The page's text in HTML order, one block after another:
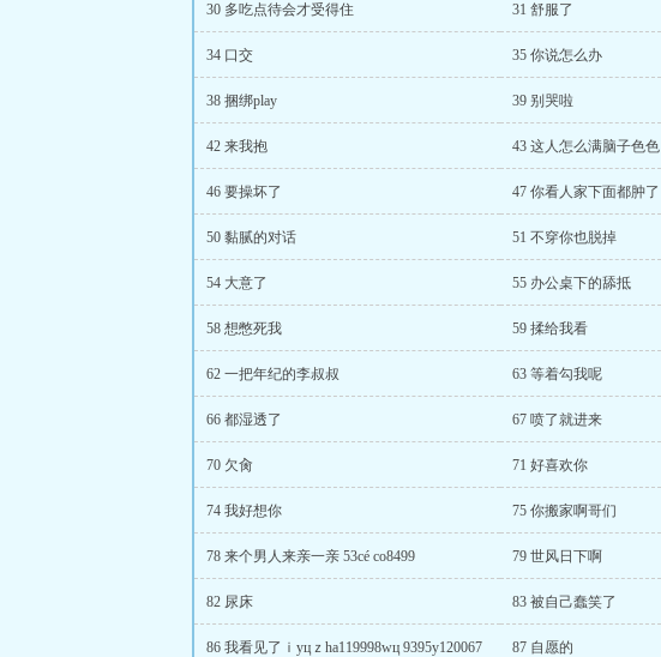
30 多吃点待会才受得住 31 舒服了
34 口交 35 你说怎么办
38 捆绑play 39 别哭啦
42 来我抱 43 这人怎么满脑子色色
46 要操坏了 47 你看人家下面都肿了
50 黏腻的对话 51 不穿你也脱掉
54 大意了 55 办公桌下的舔抵
58 想憋死我 59 揉给我看
62 一把年纪的李叔叔 63 等着勾我呢
66 都湿透了 67 喷了就进来
70 欠肏 71 好喜欢你
74 我好想你 75 你搬家啊哥们
78 来个男人来亲一亲 53сé сo8499 79 世风日下啊
82 尿床 83 被自己蠢笑了
86 我看见了ｉyцｚha119998wц 9395y120067 87 自愿的